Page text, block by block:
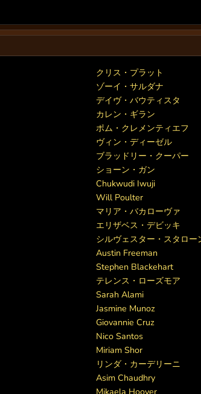
クリス・プラット
ゾーイ・サルダナ
デイヴ・バウティスタ
カレン・ギラン
ポム・クレメンティエフ
ヴィン・ディーゼル
ブラッドリー・クーパー
ショーン・ガン
Chukwudi Iwuji
Will Poulter
マリア・バカローヴァ
エリザベス・デビッキ
シルヴェスター・スタロー
Austin Freeman
Stephen Blackehart
テレンス・ローズモア
Sarah Alami
Jasmine Munoz
Giovannie Cruz
Nico Santos
Miriam Shor
リンダ・カーデリーニ
Asim Chaudhry
Mikaela Hoover